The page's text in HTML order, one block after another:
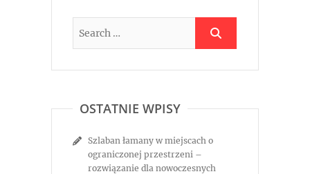
OSTATNIE WPISY
Szlaban łamany w miejscach o
ograniczonej przestrzeni –
rozwiązanie dla nowoczesnych